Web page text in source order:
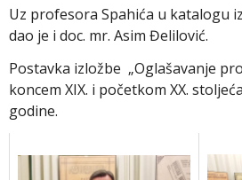
Uz profesora Spahića u katalogu
dao je i doc. mr. Asim Đelilović.
Postavka izložbe „Oglašavanje
koncem XIX. i početkom XX.
godine.